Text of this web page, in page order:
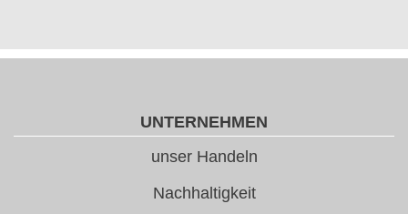
UNTERNEHMEN
unser Handeln
Nachhaltigkeit